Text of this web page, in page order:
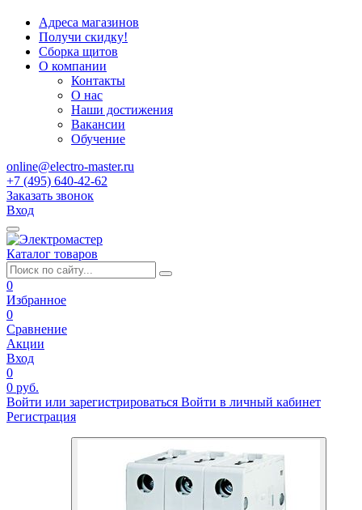
Адреса магазинов
Получи скидку!
Сборка щитов
О компании
Контакты
О нас
Наши достижения
Вакансии
Обучение
online@electro-master.ru
+7 (495) 640-42-62
Заказать звонок
Вход
Каталог товаров
0
Избранное
0
Сравнение
Акции
Вход
0
0 руб.
Войти или зарегистрироваться Войти в личный кабинет
Регистрация